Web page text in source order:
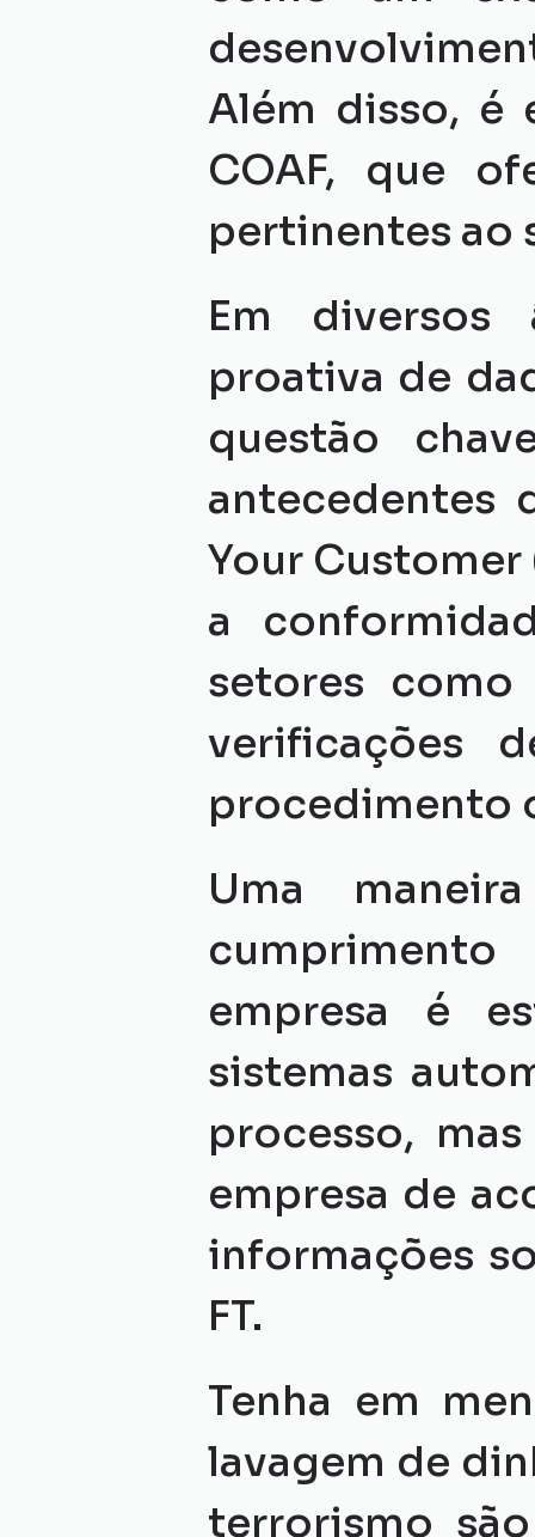
Além disso, é
COAF, que
pertinentes ao
Em diversos
proativa de
questão
antecedentes
Your Customer
a
setores
verificações
procedimento
Uma
empresa é
sistemas
processo,
empresa de
informações
FT.
Tenha em
lavagem de
terrorismo